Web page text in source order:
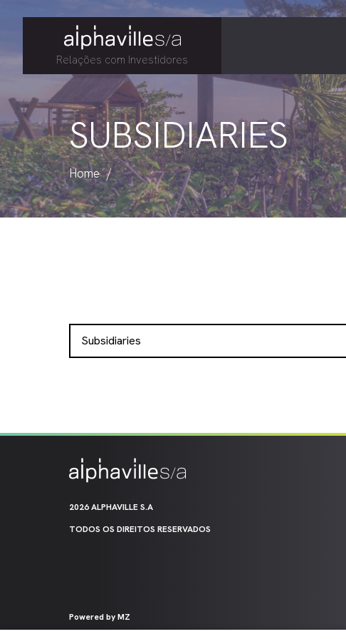
Relações com Investidores
SUBSIDIARIES
Home /
Subsidiaries
2026 ALPHAVILLE S.A
TODOS OS DIREITOS RESERVADOS
Powered by MZ